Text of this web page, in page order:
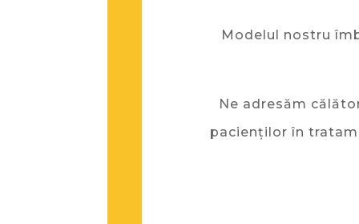
Modelul nostru
Ne adresăm
pacienților în